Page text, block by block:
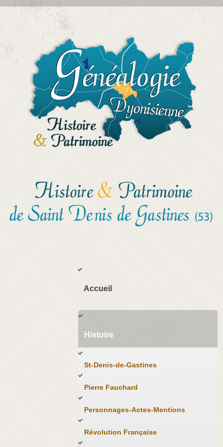
Accueil
Histoire
St-Denis-de-Gastines
Pierre Fauchard
Personnages-Actes-Mentions
Révolution Française